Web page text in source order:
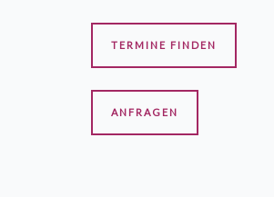
TERMINE FINDEN
ANFRAGEN